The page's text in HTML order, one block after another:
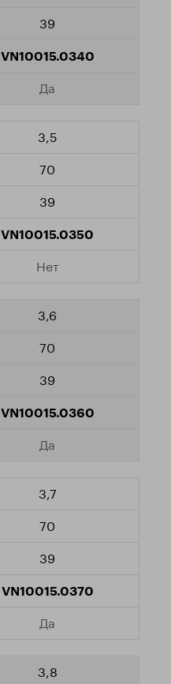
39
VN10015.0340
Да
3,5
70
39
VN10015.0350
Нет
3,6
70
39
VN10015.0360
Да
3,7
70
39
VN10015.0370
Да
3,8